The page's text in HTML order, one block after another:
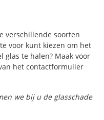
verschillende soorten
voor kunt kiezen om het
te halen? Maak voor
het contactformulier
we bij u de glasschade